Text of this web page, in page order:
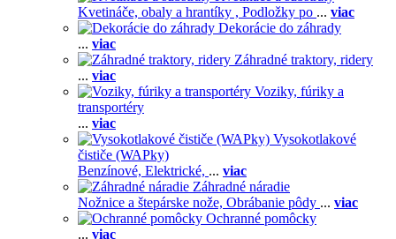
Kvetináče, obaly a hrantíky , Podložky po ... viac
Dekorácie do záhrady
... viac
Záhradné traktory, ridery
... viac
Voziky, fúriky a
transportéry
... viac
Vysokotlakové
čističe (WAPky)
Benzínové, Elektrické, ... viac
Záhradné náradie
Nožnice a štepárske nože, Obrábanie pôdy ... viac
Ochranné pomôcky
... viac